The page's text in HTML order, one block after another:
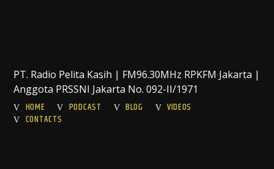
PT. Radio Pelita Kasih | FM96.30MHz RPKFM Jakarta |
Anggota PRSSNI Jakarta No. 092-II/1971
HOME
PODCAST BLOG
VIDEOS
CONTACTS